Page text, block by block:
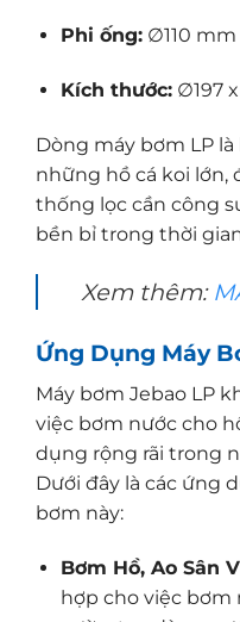
Phi ống:∅110 mm
Kích thước:∅197
Dòng máy bơm LP
những hồ cá koi lớn,
thống lọc cần công
bền bỉ trong thời
Xem thêm:
Ứng Dụng Máy
Máy bơm Jebao LP
việc bơm nước cho
dụng rộng rãi trong
Dưới đây là các ứng
bơm này:
Bơm Hồ, Ao Sân
hợp cho việc bơm